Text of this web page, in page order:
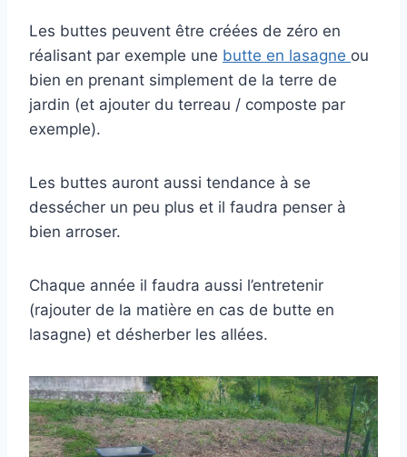
Les buttes peuvent être créées de zéro en
réalisant par exemple une butte en lasagne ou
bien en prenant simplement de la terre de
jardin (et ajouter du terreau / composte par
exemple).
Les buttes auront aussi tendance à se
dessécher un peu plus et il faudra penser à
bien arroser.
Chaque année il faudra aussi l’entretenir
(rajouter de la matière en cas de butte en
lasagne) et désherber les allées.